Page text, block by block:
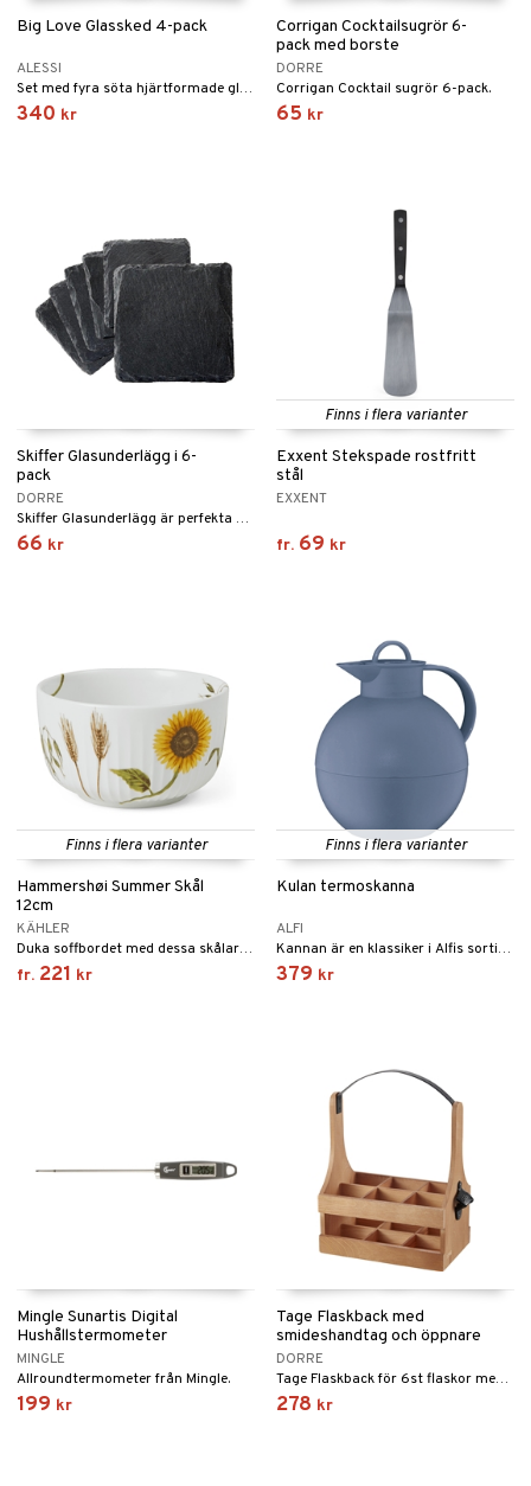
Big Love Glassked 4-pack
ALESSI
Set med fyra söta hjärtformade glasskedar.
340 kr
Corrigan Cocktailsugrör 6-
pack med borste
DORRE
Corrigan Cocktail sugrör 6-pack.
65 kr
Skiffer Glasunderlägg i 6-
pack
DORRE
Skiffer Glasunderlägg är perfekta när du inte vill få kondens från glaset på ditt bord.
66 kr
Finns i flera varianter
Exxent Stekspade rostfritt
stål
EXXENT
fr. 69 kr
Finns i flera varianter
Hammershøi Summer Skål
12cm
KÄHLER
Duka soffbordet med dessa skålar för att skapa en glad och mysig sommaratmosfär och njut av något gott i trädgården, på terrassen, balkongen eller i sommarstugan.
fr. 221 kr
Finns i flera varianter
Kulan termoskanna
ALFI
Kannan är en klassiker i Alfis sortiment med sin speciella kulformade kropp.
379 kr
Mingle Sunartis Digital
Hushållstermometer
MINGLE
Allroundtermometer från Mingle.
199 kr
Tage Flaskback med
smideshandtag och öppnare
DORRE
Tage Flaskback för 6st flaskor med smideshandtag och öppnare.
278 kr